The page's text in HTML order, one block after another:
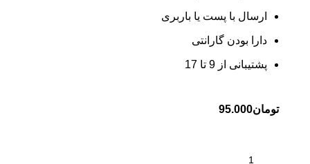
ارسال با پست یا باربری
دارا بودن گارانتی
پشتیبانی از 9 تا 17
تومان95.000